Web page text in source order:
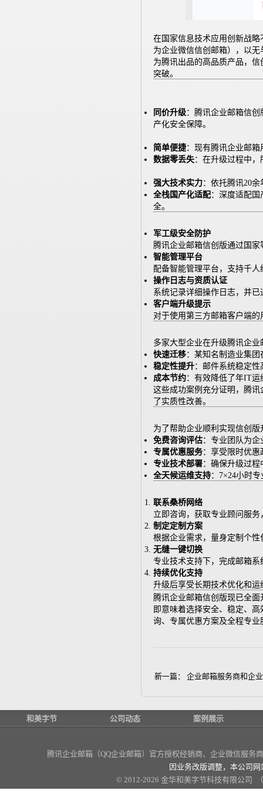
在国家信息技术应用创新战
为企业微信信创邮箱），以
为腾讯出品的高品质产品，
突破。
同价升级：腾讯企业邮箱信
产化安全保障。
简单便捷：现有腾讯企业邮
数据零丢失：在升级过程中
强大技术实力：依托腾讯20
全栈国产化适配：深度适配
全。
军工级安全防护
腾讯企业邮箱信创版通过国
智能管理平台
配备智能管理平台，支持千
操作日志与资质认证
系统记录详细操作日志，并
客户端升级提示
对于使用第三方邮箱客户端
多家大型企业在升级腾讯企
快速迁移：某知名制造业集
稳定性提升：邮件系统稳定
成本节约：有效降低了年IT
这些成功案例充分证明，腾
了实质性改善。
为了帮助企业顺利实现信创
免费咨询评估：专业团队为
专属优惠服务：享受限时优
专业技术部署：确保升级过
全天候运维支持：7×24小时
联系桑桥网络
立即咨询，获取专业顾问服
制定定制方案
根据企业需求，量身定制个
无缝一键切换
专业技术支持下，完成邮箱
持续优化支持
升级后享受长期技术优化和
腾讯企业邮箱信创版现已全
即意味着选择安全、稳定、
询、专属优惠方案及全程专
新一篇： 企业邮箱服务商和企
和美字节 公司动态 案例展示
腾讯企业邮箱（QQ企业邮箱）官方授权经销商、企业微信服务
因业务改版调整，本公司
© 2012-2026 金华和美字节科技有限公司